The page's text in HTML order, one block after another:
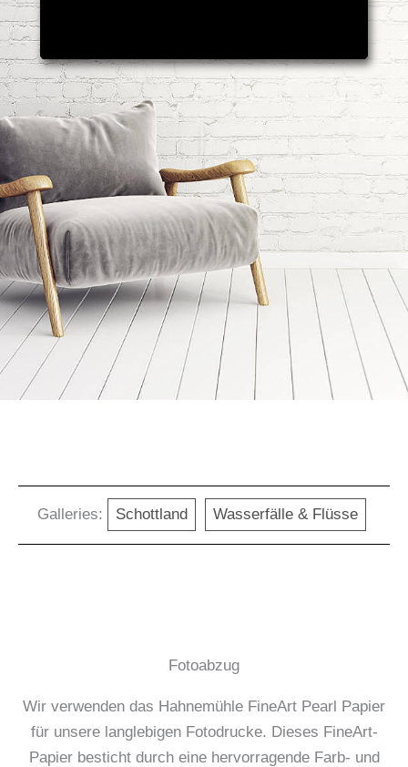
Galleries: Schottland Wasserfälle & Flüsse
Fotoabzug
Wir verwenden das Hahnemühle FineArt Pearl Papier
für unsere langlebigen Fotodrucke. Dieses FineArt-
Papier besticht durch eine hervorragende Farb- und